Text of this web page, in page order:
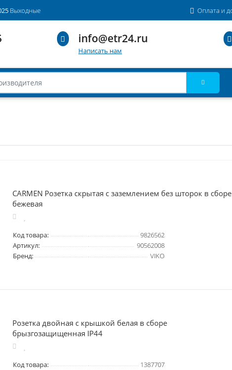
Выходные Оплата и
info@etr24.ru
Написать нам
CARMEN Розетка скрытая с заземлением без шторок в сборе
бежевая
Код товара:
9826562
Артикул:
90562008
Бренд:
VIKO
Розетка двойная с крышкой белая в сборе
брызгозащищенная IP44
Код товара:
1387707